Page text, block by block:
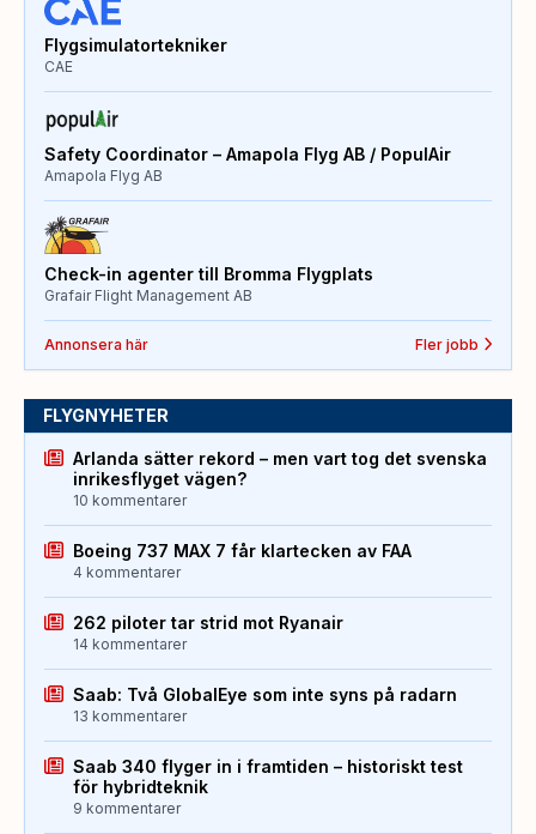
Flygsimulatortekniker
CAE
Safety Coordinator – Amapola Flyg AB / PopulAir
Amapola Flyg AB
Check-in agenter till Bromma Flygplats
Grafair Flight Management AB
Annonsera här Fler jobb
FLYGNYHETER
Arlanda sätter rekord – men vart tog det svenska
inrikesflyget vägen?
10 kommentarer
Boeing 737 MAX 7 får klartecken av FAA
4 kommentarer
262 piloter tar strid mot Ryanair
14 kommentarer
Saab: Två GlobalEye som inte syns på radarn
13 kommentarer
Saab 340 flyger in i framtiden – historiskt test
för hybridteknik
9 kommentarer